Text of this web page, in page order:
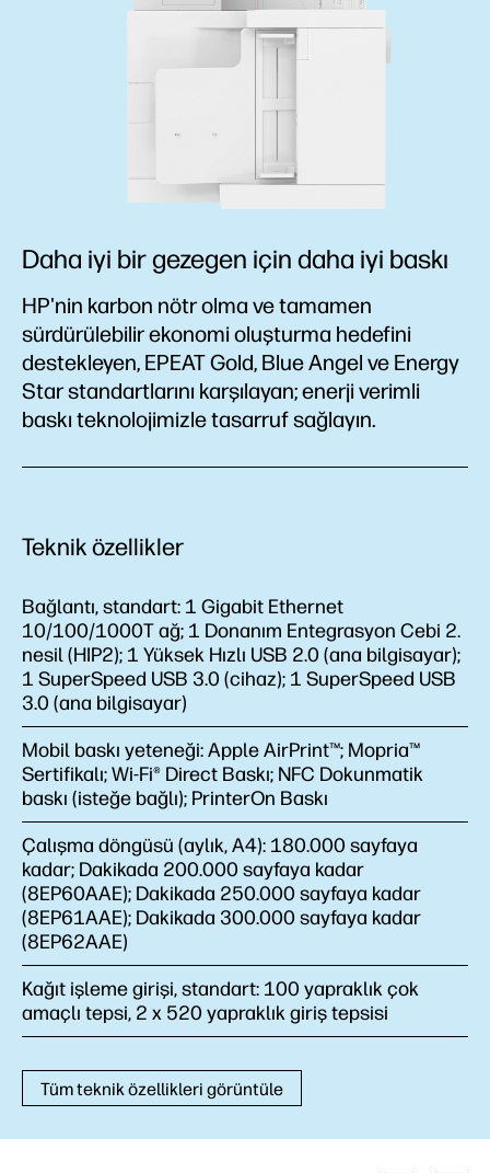
Daha iyi bir gezegen için daha iyi baskı
HP'nin karbon nötr olma ve tamamen
sürdürülebilir ekonomi oluşturma hedefini
destekleyen, EPEAT Gold, Blue Angel ve Energy
Star standartlarını karşılayan; enerji verimli
baskı teknolojimizle tasarruf sağlayın.
Teknik özellikler
Bağlantı, standart: 1 Gigabit Ethernet
10/100/1000T ağ; 1 Donanım Entegrasyon Cebi 2.
nesil (HIP2); 1 Yüksek Hızlı USB 2.0 (ana bilgisayar);
1 SuperSpeed USB 3.0 (cihaz); 1 SuperSpeed USB
3.0 (ana bilgisayar)
Mobil baskı yeteneği:Apple AirPrint™; Mopria™
Sertifikalı; Wi-Fi® Direct Baskı; NFC Dokunmatik
baskı (isteğe bağlı); PrinterOn Baskı
Çalışma döngüsü (aylık, A4): 180.000 sayfaya
kadar; Dakikada 200.000 sayfaya kadar
(8EP60AAE); Dakikada 250.000 sayfaya kadar
(8EP61AAE); Dakikada 300.000 sayfaya kadar
(8EP62AAE)
Kağıt işleme girişi, standart: 100 yapraklık çok
amaçlı tepsi, 2 x 520 yapraklık giriş tepsisi
Tüm teknik özellikleri görüntüle